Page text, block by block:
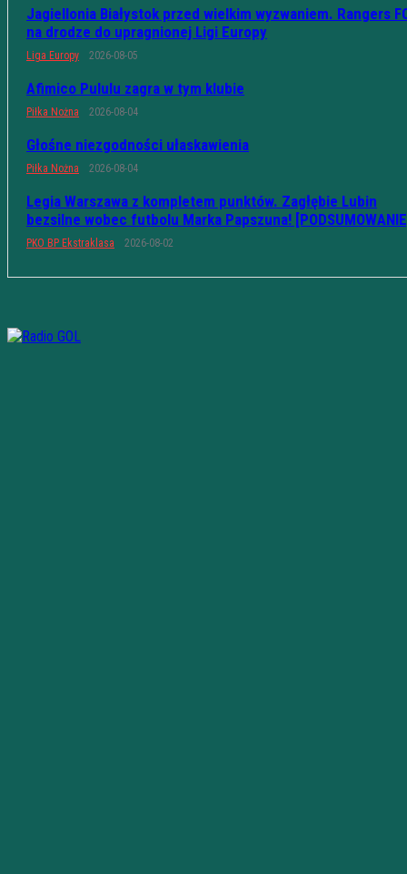
Jagiellonia Białystok przed wielkim wyzwaniem. Rangers
na drodze do upragnionej Ligi Europy
Liga Europy 2026-08-05
Afimico Pululu zagra w tym klubie
Piłka Nożna 2026-08-04
Głośne niezgodności ułaskawienia
Piłka Nożna 2026-08-04
Legia Warszawa z kompletem punktów. Zagłębie Lubin
bezsilne wobec futbolu Marka Papszuna!
PKO BP Ekstraklasa 2026-08-02